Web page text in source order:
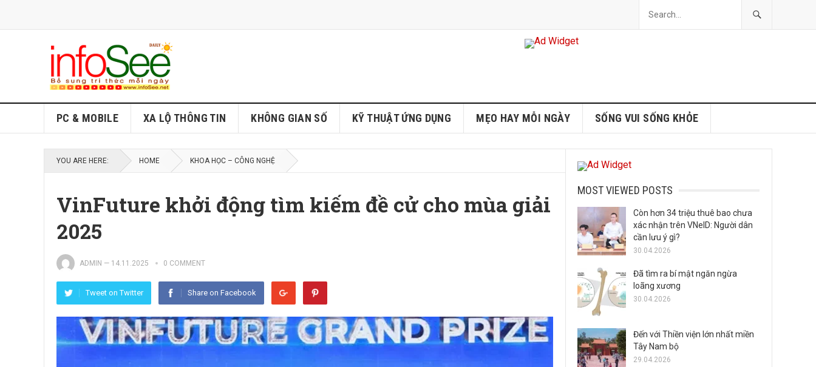
PC & MOBILE XA LỘ THÔNG TIN KHÔNG GIAN SỐ KỸ THUẬT ỨNG DỤNG MẸO HAY MỖI NGÀY SỐNG VUI SỐNG KHỎE
YOU ARE HERE: HOME KHOA HỌC – CÔNG NGHỆ
VinFuture khởi động tìm kiếm đề cử cho mùa giải
2025
ADMIN — 14.11.2025 0 COMMENT
Tweet on Twitter Share on Facebook
MOST VIEWED POSTS
Còn hơn 34 triệu thuê bao chưa
xác nhận trên VNeID: Người dân
cần lưu ý gì?
30.04.2026
Đã tìm ra bí mật ngăn ngừa
loãng xương
30.04.2026
Đến với Thiền viện lớn nhất miền
Tây Nam bộ
29.04.2026